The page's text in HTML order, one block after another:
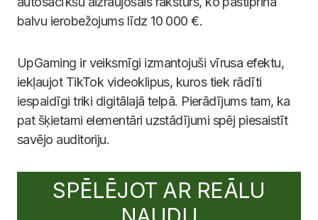
balvu ierobežojums līdz 10 000 €.
UpGaming ir veiksmīgi izmantojuši vīrusa efektu,
iekļaujot TikTok videoklipus, kuros tiek rādīti
iespaidīgi triki digitālajā telpā. Pierādījums tam, ka
pat šķietami elementāri uzstādījumi spēj piesaistīt
savējo auditoriju.
SPĒLĒJOT AR REĀLU